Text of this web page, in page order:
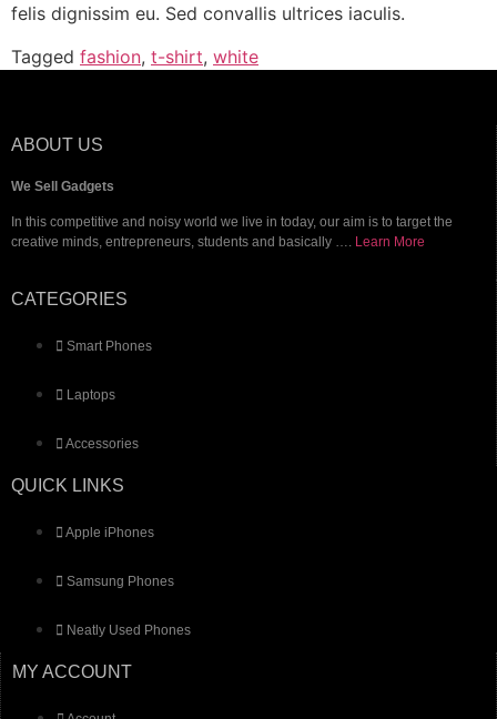
felis dignissim eu. Sed convallis ultrices iaculis.
Tagged fashion, t-shirt, white
ABOUT US
We Sell Gadgets
In this competitive and noisy world we live in today, our aim is to target the
creative minds, entrepreneurs, students and basically …. Learn More
CATEGORIES
Smart Phones
Laptops
Accessories
QUICK LINKS
Apple iPhones
Samsung Phones
Neatly Used Phones
MY ACCOUNT